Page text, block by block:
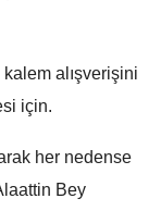
kalem alışverişini
için.
her nedense
Bey